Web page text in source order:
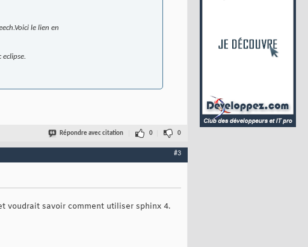
le lien en
Répondre avec citation 0 0
#3
voudrait savoir comment utiliser sphinx 4.